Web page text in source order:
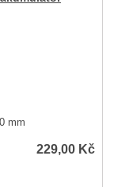
mm
229,00 Kč